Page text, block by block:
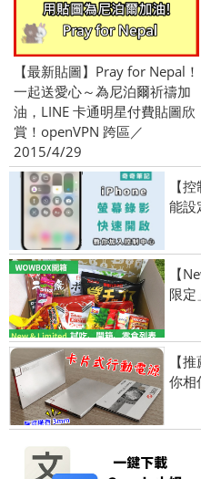
【最新貼圖】Pray for Nepal！
一起送愛心～為尼泊爾祈禱加
油，LINE 卡通明星付費貼圖欣
賞！openVPN 跨區／
2015/4/29
【
能設
【
限定
【
你相